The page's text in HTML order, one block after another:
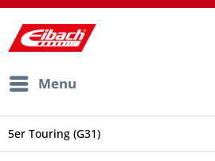
Menu
5er Touring (G31)